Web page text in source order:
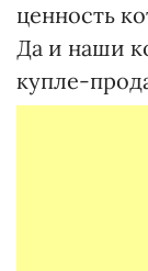
ценность
Да и наши
купле-